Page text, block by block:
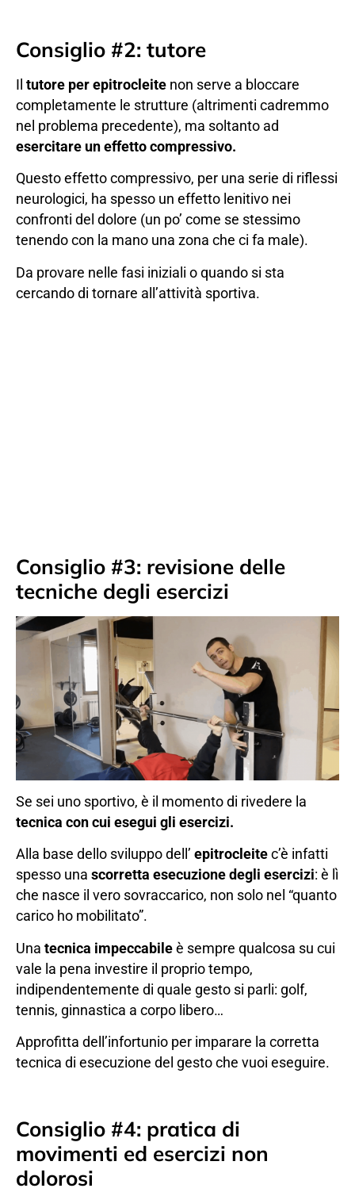
Consiglio #2: tutore
Il tutore per epitrocleite non serve a bloccare
completamente le strutture (altrimenti cadremmo
nel problema precedente), ma soltanto ad
esercitare un effetto compressivo.
Questo effetto compressivo, per una serie di riflessi
neurologici, ha spesso un effetto lenitivo nei
confronti del dolore (un po’ come se stessimo
tenendo con la mano una zona che ci fa male).
Da provare nelle fasi iniziali o quando si sta
cercando di tornare all’attività sportiva.
Consiglio #3: revisione delle
tecniche degli esercizi
Se sei uno sportivo, è il momento di rivedere la
tecnica con cui esegui gli esercizi.
Alla base dello sviluppo dell’ epitrocleite c’è infatti
spesso una scorretta esecuzione degli esercizi: è lì
che nasce il vero sovraccarico, non solo nel “quanto
carico ho mobilitato”.
Una tecnica impeccabile è sempre qualcosa su cui
vale la pena investire il proprio tempo,
indipendentemente di quale gesto si parli: golf,
tennis, ginnastica a corpo libero…
Approfitta dell’infortunio per imparare la corretta
tecnica di esecuzione del gesto che vuoi eseguire.
Consiglio #4: pratica di
movimenti ed esercizi non
dolorosi